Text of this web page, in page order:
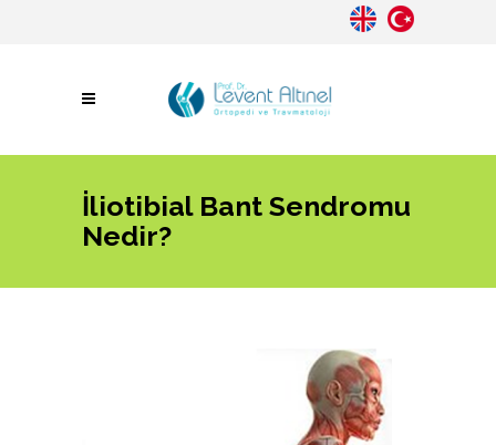
İliotibial Bant Sendromu
Nedir?